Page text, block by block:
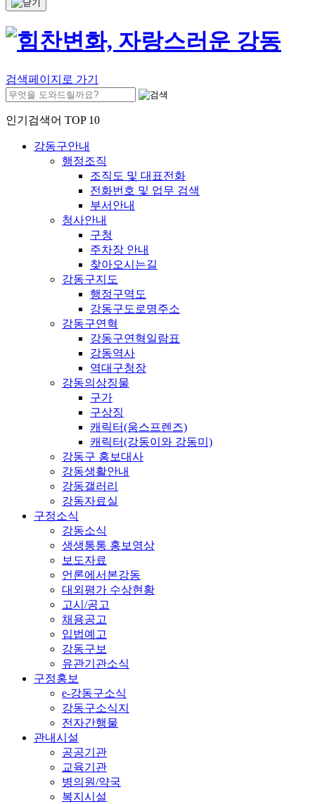
검색페이지로 가기
인기검색어 TOP 10
강동구안내
행정조직
조직도 및 대표전화
전화번호 및 업무 검색
부서안내
청사안내
구청
주차장 안내
찾아오시는길
강동구지도
행정구역도
강동구도로명주소
강동구연혁
강동구연혁일람표
강동역사
역대구청장
강동의상징물
구가
구상징
캐릭터(움스프렌즈)
캐릭터(강동이와 강동미)
강동구 홍보대사
강동생활안내
강동갤러리
강동자료실
구정소식
강동소식
생생통통 홍보영상
보도자료
언론에서본강동
대외평가 수상현황
고시/공고
채용공고
입법예고
강동구보
유관기관소식
구정홍보
e-강동구소식
강동구소식지
전자간행물
관내시설
공공기관
교육기관
병의원/약국
복지시설